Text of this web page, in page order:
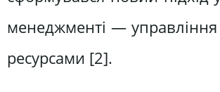
менеджменті —
ресурсами [2].